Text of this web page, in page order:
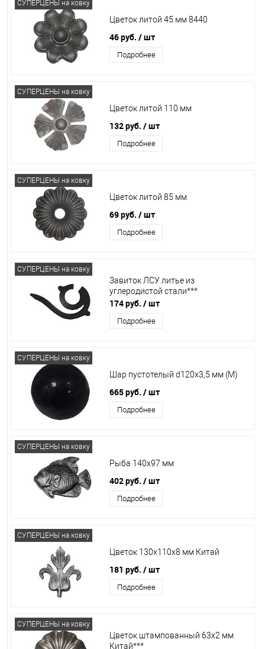
СУПЕРЦЕНЫ на ковку
Цветок литой 45 мм 8440
46 руб. / шт
Подробнее
СУПЕРЦЕНЫ на ковку
Цветок литой 110 мм
132 руб. / шт
Подробнее
СУПЕРЦЕНЫ на ковку
Цветок литой 85 мм
69 руб. / шт
Подробнее
СУПЕРЦЕНЫ на ковку
Завиток ЛСУ литье из
углеродистой стали***
174 руб. / шт
Подробнее
СУПЕРЦЕНЫ на ковку
Шар пустотелый d120х3,5 мм (М)
665 руб. / шт
Подробнее
СУПЕРЦЕНЫ на ковку
Рыба 140х97 мм
402 руб. / шт
Подробнее
СУПЕРЦЕНЫ на ковку
Цветок 130х110х8 мм Китай
181 руб. / шт
Подробнее
СУПЕРЦЕНЫ на ковку
Цветок штампованный 63х2 мм
Китай***